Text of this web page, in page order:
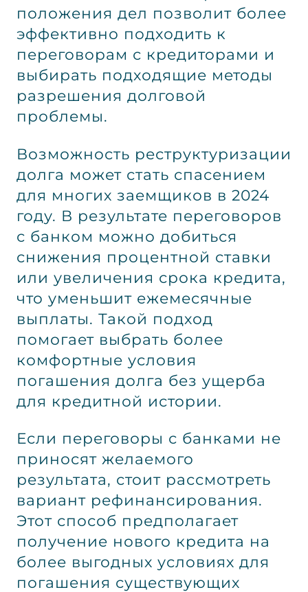
положения дел позволит более
эффективно подходить к
переговорам с кредиторами и
выбирать подходящие методы
разрешения долговой
проблемы.
Возможность реструктуризации
долга может стать спасением
для многих заемщиков в 2024
году. В результате переговоров
с банком можно добиться
снижения процентной ставки
или увеличения срока кредита,
что уменьшит ежемесячные
выплаты. Такой подход
помогает выбрать более
комфортные условия
погашения долга без ущерба
для кредитной истории.
Если переговоры с банками не
приносят желаемого
результата, стоит рассмотреть
вариант рефинансирования.
Этот способ предполагает
получение нового кредита на
более выгодных условиях для
погашения существующих